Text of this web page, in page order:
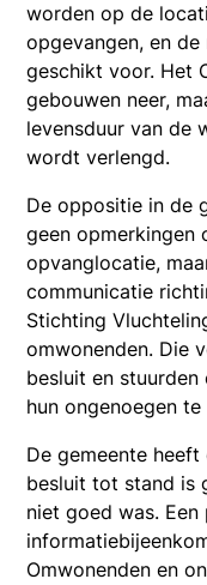
worden op de
opgevangen, en
geschikt voor. Het
gebouwen neer,
levensduur van de
wordt verlengd.
De oppositie in de
geen opmerkingen
opvanglocatie,
communicatie
Stichting
omwonenden. Die
besluit en
hun ongenoegen te
De gemeente
besluit tot stand is
niet goed was.
Omwonenden en